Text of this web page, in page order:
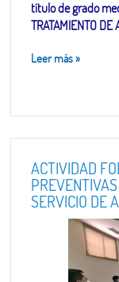
título de grado
TRATAMIENTO DE
Leer más»
ACTIVIDAD
SERVICIO DE